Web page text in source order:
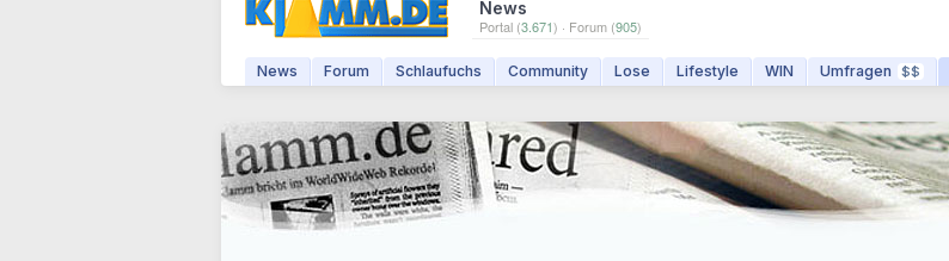
News
Portal (3.671) · Forum (905)
News Forum Schlaufuchs Community Lose Lifestyle WIN Umfragen $$